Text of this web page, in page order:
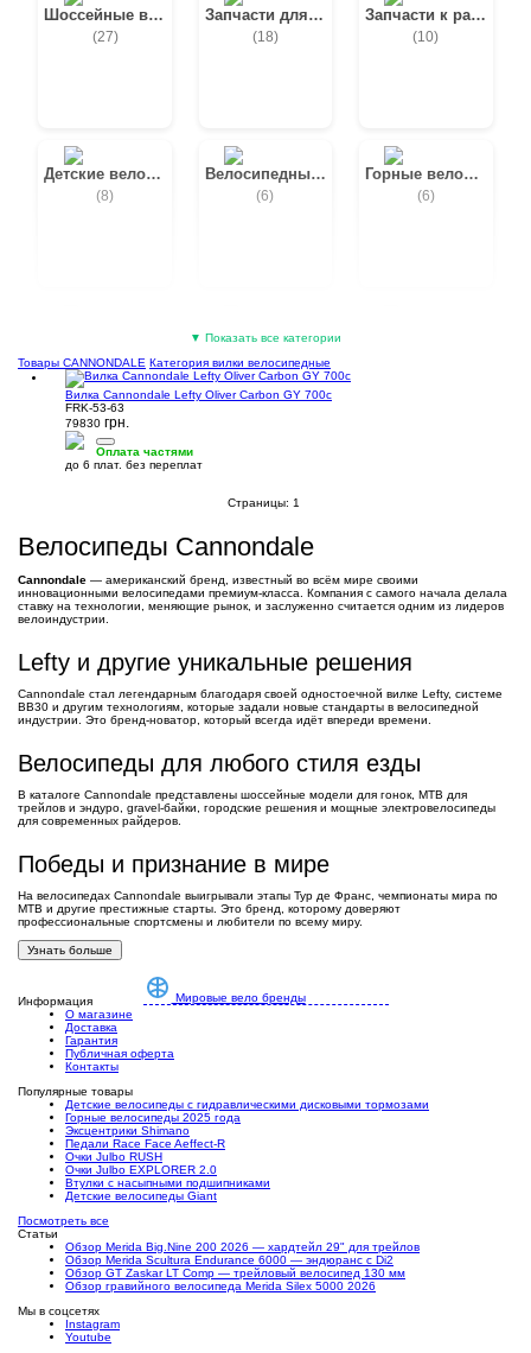
Шоссейные велосипеды
(27)
Запчасти для вилок
(18)
Запчасти к раме
(10)
Детские велосипеды
(8)
Велосипедные шлемы
(6)
Горные велосипеды
(6)
(6)
Фляги велосипедные
(2) (2)
Вилки велосипедные Втулки велосипедные Эксцентрики и оси
(1)
Насосы велосипедные
(1)
Подшипники
▼ Показать все категории
Товары CANNONDALE Категория вилки велосипедные
Вилка Cannondale Lefty Oliver Carbon GY 700c
FRK-53-63
79830 грн.
Оплата частями
до 6 плат. без переплат
Страницы: 1
Велосипеды Cannondale
Cannondale — американский бренд, известный во всём мире своими
инновационными велосипедами премиум-класса. Компания с самого начала делала
ставку на технологии, меняющие рынок, и заслуженно считается одним из лидеров
велоиндустрии.
Lefty и другие уникальные решения
Cannondale стал легендарным благодаря своей одностоечной вилке Lefty, системе
BB30 и другим технологиям, которые задали новые стандарты в велосипедной
индустрии. Это бренд-новатор, который всегда идёт впереди времени.
Велосипеды для любого стиля езды
В каталоге Cannondale представлены шоссейные модели для гонок, MTB для
трейлов и эндуро, gravel-байки, городские решения и мощные электровелосипеды
для современных райдеров.
Победы и признание в мире
На велосипедах Cannondale выигрывали этапы Тур де Франс, чемпионаты мира по
MTB и другие престижные старты. Это бренд, которому доверяют
профессиональные спортсмены и любители по всему миру.
Узнать больше
Мировые вело бренды
Информация
О магазине
Доставка
Гарантия
Публичная оферта
Контакты
Популярные товары
Детские велосипеды с гидравлическими дисковыми тормозами
Горные велосипеды 2025 года
Эксцентрики Shimano
Педали Race Face Aeffect-R
Очки Julbo RUSH
Очки Julbo EXPLORER 2.0
Втулки с насыпными подшипниками
Детские велосипеды Giant
Посмотреть все
Статьи
Обзор Merida Big.Nine 200 2026 — хардтейл 29" для трейлов
Обзор Merida Scultura Endurance 6000 — эндюранс с Di2
Обзор GT Zaskar LT Comp — трейловый велосипед 130 мм
Обзор гравийного велосипеда Merida Silex 5000 2026
Мы в соцсетях
Instagram
Youtube